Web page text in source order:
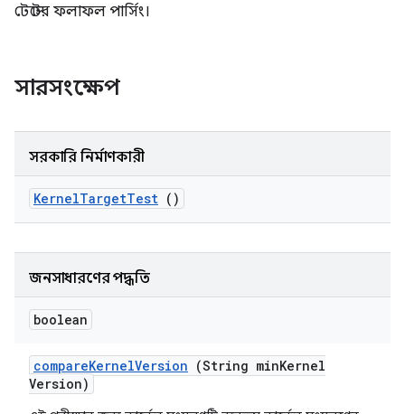
টেস্টের ফলাফল পার্সিং।
সারসংক্ষেপ
সরকারি নির্মাণকারী
KernelTargetTest ()
জনসাধারণের পদ্ধতি
boolean
compareKernelVersion (String minKernel
Version)